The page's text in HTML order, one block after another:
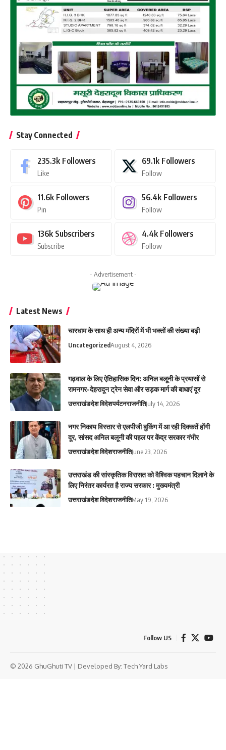
Stay Connected
235.3k Followers
Like
69.1k Followers
Follow
11.6k Followers
Pin
56.4k Followers
Follow
136k Subscribers
Subscribe
4.4k Followers
Follow
- Advertisement -
Latest News
चारधाम के साथ ही अन्य मंदिरों में भी भक्तों की संख्या बढ़ी
UncategorizedAugust 4, 2026
गढ़वाल के लिए ऐतिहासिक दिन: अनिल बलूनी के प्रयासों से
रामनगर-देहरादून ट्रेन सेवा और सड़क मार्ग की बाधाएं दूर
उत्तराखंडदेश विदेशपर्यटनराजनीतिJuly 14, 2026
नगर निकाय विस्तार से एलपीजी बुकिंग में आ रही दिक्कतें होंगी
दूर, सांसद अनिल बलूनी की पहल पर केंद्र सरकार गंभीर
उत्तराखंडदेश विदेशराजनीतिJune 23, 2026
उत्तराखंड की सांस्कृतिक विरासत को वैश्विक पहचान दिलाने के
लिए निरंतर कार्यरत है राज्य सरकार : मुख्यमंत्री
उत्तराखंडदेश विदेशराजनीतिMay 19, 2026
Follow US
© 2026 GhuGhuti TV | Developed By: Tech Yard Labs